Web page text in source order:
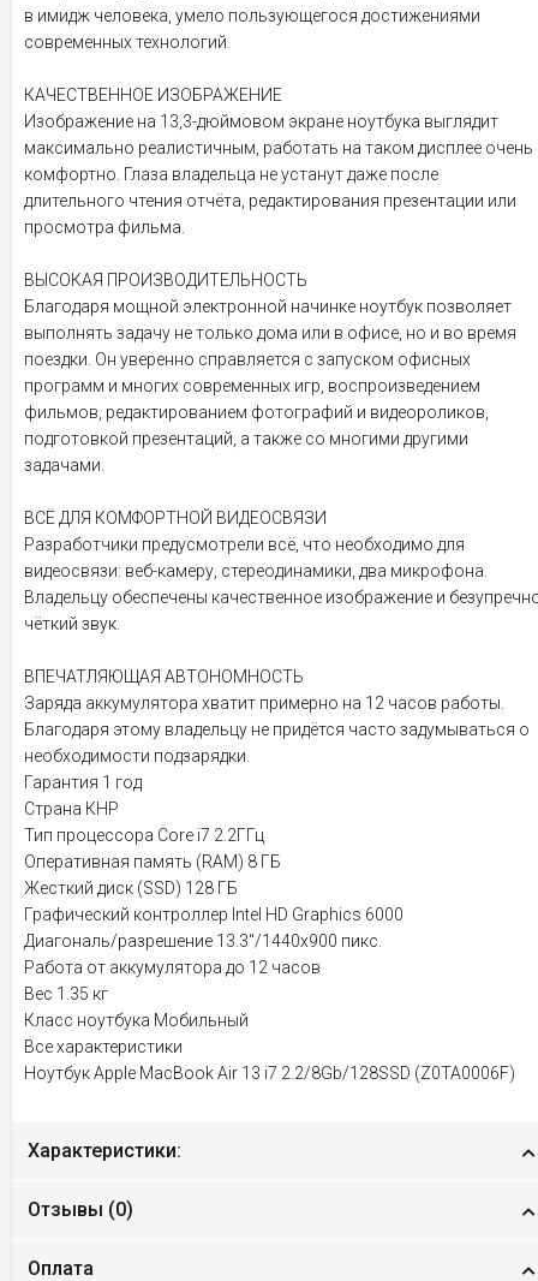
в имидж человека, умело пользующегося достижениями
современных технологий.
КАЧЕСТВЕННОЕ ИЗОБРАЖЕНИЕ
Изображение на 13,3-дюймовом экране ноутбука выглядит
максимально реалистичным, работать на таком дисплее очень
комфортно. Глаза владельца не устанут даже после
длительного чтения отчёта, редактирования презентации или
просмотра фильма.
ВЫСОКАЯ ПРОИЗВОДИТЕЛЬНОСТЬ
Благодаря мощной электронной начинке ноутбук позволяет
выполнять задачу не только дома или в офисе, но и во время
поездки. Он уверенно справляется с запуском офисных
программ и многих современных игр, воспроизведением
фильмов, редактированием фотографий и видеороликов,
подготовкой презентаций, а также со многими другими
задачами.
ВСЁ ДЛЯ КОМФОРТНОЙ ВИДЕОСВЯЗИ
Разработчики предусмотрели всё, что необходимо для
видеосвязи: веб-камеру, стереодинамики, два микрофона.
Владельцу обеспечены качественное изображение и
чёткий звук.
ВПЕЧАТЛЯЮЩАЯ АВТОНОМНОСТЬ
Заряда аккумулятора хватит примерно на 12 часов работы.
Благодаря этому владельцу не придётся часто задумываться о
необходимости подзарядки.
Гарантия 1 год
Страна КНР
Тип процессора Core i7 2.2ГГц
Оперативная память (RAM) 8 ГБ
Жесткий диск (SSD) 128 ГБ
Графический контроллер Intel HD Graphics 6000
Диагональ/разрешение 13.3"/1440x900 пикс.
Работа от аккумулятора до 12 часов
Вес 1.35 кг
Класс ноутбука Мобильный
Все характеристики
Ноутбук Apple MacBook Air 13 i7 2.2/8Gb/128SSD (Z0TA0006F)
Характеристики:
Отзывы (0)
Оплата